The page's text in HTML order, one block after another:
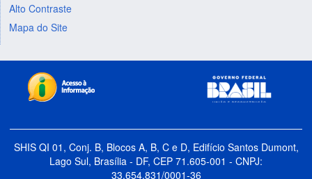
Alto Contraste
Mapa do Site
SHIS QI 01, Conj. B, Blocos A, B, C e D, Edifício Santos Dumont,
Lago Sul, Brasília - DF, CEP 71.605-001 - CNPJ:
33.654.831/0001-36